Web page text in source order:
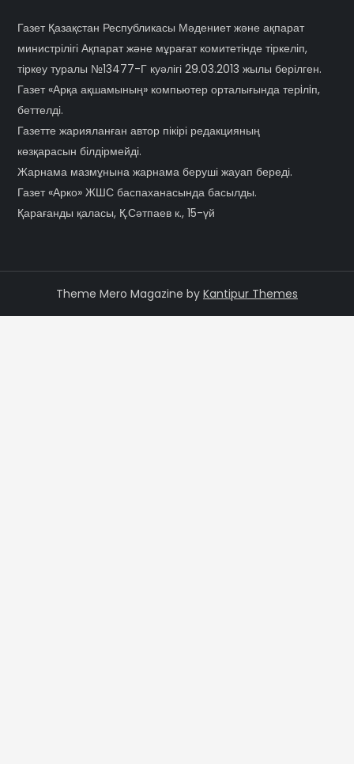
Газет Қазақстан Республикасы Мәдениет және ақпарат
министрілігі Ақпарат және мұрағат комитетінде тіркеліп,
тіркеу туралы №13477-Г куәлігі 29.03.2013 жылы берілген.
Газет «Арқа ақшамының» компьютер орталығында терiлiп,
беттелді.
Газетте жарияланған автор пікірі редакцияның
көзқарасын білдірмейді.
Жарнама мазмұнына жарнама беруші жауап береді.
Газет «Арко» ЖШС баспаханасында басылды.
Қарағанды қаласы, Қ.Сәтпаев к., 15-үй
Theme Mero Magazine by Kantipur Themes